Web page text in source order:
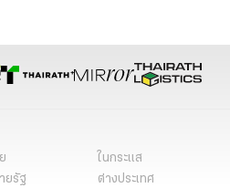
ในกระแส
ยรัฐ
ต่างประเทศ